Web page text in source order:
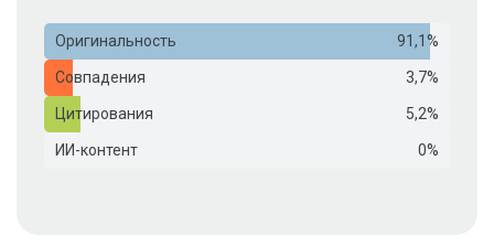
Оригинальность 91,1%
Совпадения 3,7%
Цитирования 5,2%
ИИ-контент 0%